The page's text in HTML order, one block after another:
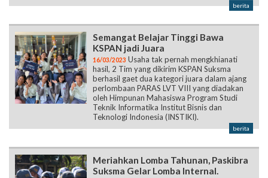
berita
Semangat Belajar Tinggi Bawa
KSPAN jadi Juara
16/03/2023 Usaha tak pernah mengkhianati
hasil, 2 Tim yang dikirim KSPAN Suksma
berhasil gaet dua kategori juara dalam ajang
perlombaan PARAS LVT VIII yang diadakan
oleh Himpunan Mahasiswa Program Studi
Teknik Informatika Institut Bisnis dan
Teknologi Indonesia (INSTIKI).
berita
Meriahkan Lomba Tahunan, Paskibra
Suksma Gelar Lomba Internal.